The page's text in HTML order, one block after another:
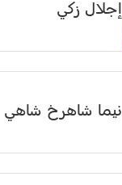
إجلال زكي
نیما شاهرخ شاهي